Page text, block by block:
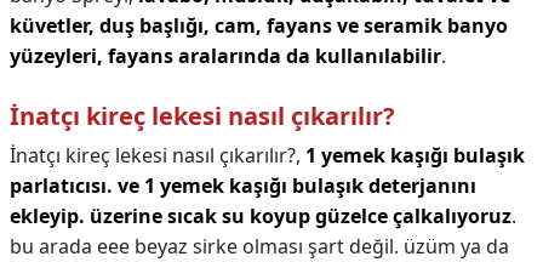
küvetler, duş başlığı, cam, fayans ve seramik banyo
yüzeyleri, fayans aralarında da kullanılabilir.
İnatçı kireç lekesi nasıl çıkarılır?
İnatçı kireç lekesi nasıl çıkarılır?, 1 yemek kaşığı bulaşık
parlatıcısı. ve 1 yemek kaşığı bulaşık deterjanını
ekleyip. üzerine sıcak su koyup güzelce çalkalıyoruz.
bu arada eee beyaz sirke olması şart değil. üzüm ya da